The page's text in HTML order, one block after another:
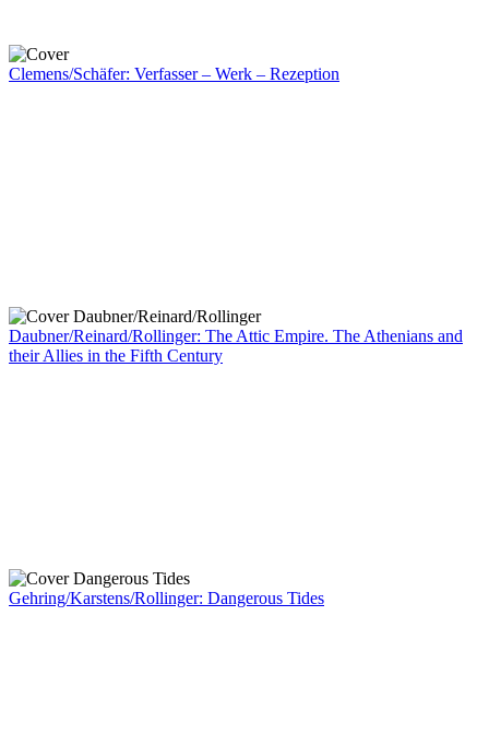
Clemens/Schäfer: Verfasser – Werk – Rezeption
Daubner/Reinard/Rollinger: The Attic Empire. The Athenians and
their Allies in the Fifth Century
Gehring/Karstens/Rollinger: Dangerous Tides